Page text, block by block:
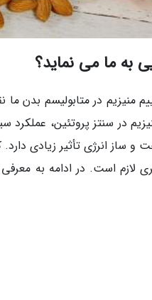
به ما می نماید؟
منیزیم در متابولیسم بدن
در سنتز پروتئین،
ساز انرژی تأثیر زیادی